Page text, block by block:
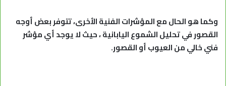
وكما هو الحال مع المؤشرات الفنية الأخرى، تتوفر بعض أوجه
القصور في تحليل الشموع اليابانية ، حيث لا يوجد أي مؤشر
فني خالي من العيوب أو القصور.